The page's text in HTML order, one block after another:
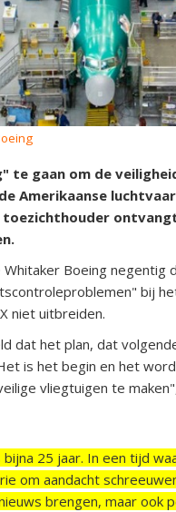
te gaan om de
Amerikaanse
Boeing
bij
niet uitbreiden.
dat het plan, dat
is het begin en het
vliegtuigen te
25 jaar. In een tijd
om aandacht
brengen, maar ook